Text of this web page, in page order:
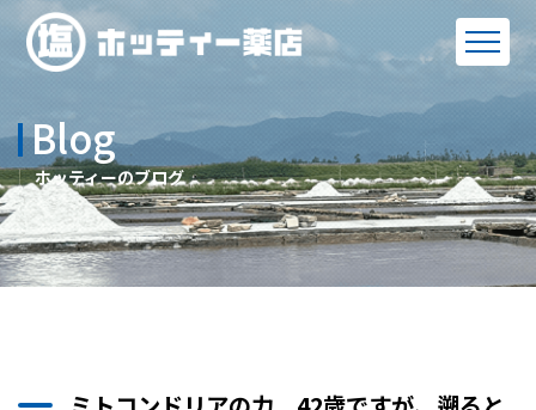
Blog
ホッティーのブログ